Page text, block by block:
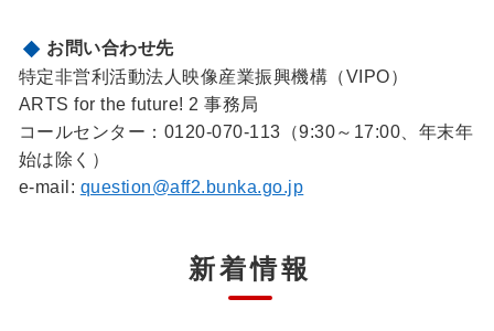
お問い合わせ先
特定非営利活動法人映像産業振興機構（VIPO）
ARTS for the future! 2 事務局
コールセンター：0120-070-113（9:30～17:00、年末年
始は除く）
e-mail: question@aff2.bunka.go.jp
新着情報